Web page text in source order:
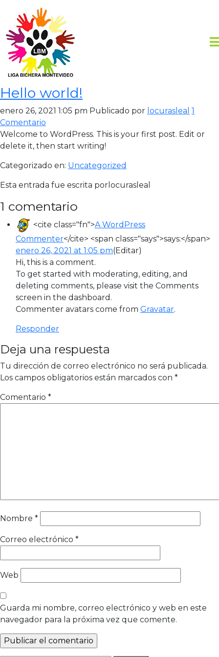
Hello world!
enero 26, 2021 1:05 pm Publicado por locurasleal 1
Comentario
Welcome to WordPress. This is your first post. Edit or
delete it, then start writing!
Categorizado en: Uncategorized
Esta entrada fue escrita porlocurasleal
1 comentario
<cite class="fn">A WordPress
Commenter</cite> <span class="says">says:</span>
enero 26, 2021 at 1:05 pm(Editar)
Hi, this is a comment.
To get started with moderating, editing, and
deleting comments, please visit the Comments
screen in the dashboard.
Commenter avatars come from Gravatar.
Responder
Deja una respuesta
Tu dirección de correo electrónico no será publicada.
Los campos obligatorios están marcados con *
Comentario *
Nombre *
Correo electrónico *
Web
Guarda mi nombre, correo electrónico y web en este
navegador para la próxima vez que comente.